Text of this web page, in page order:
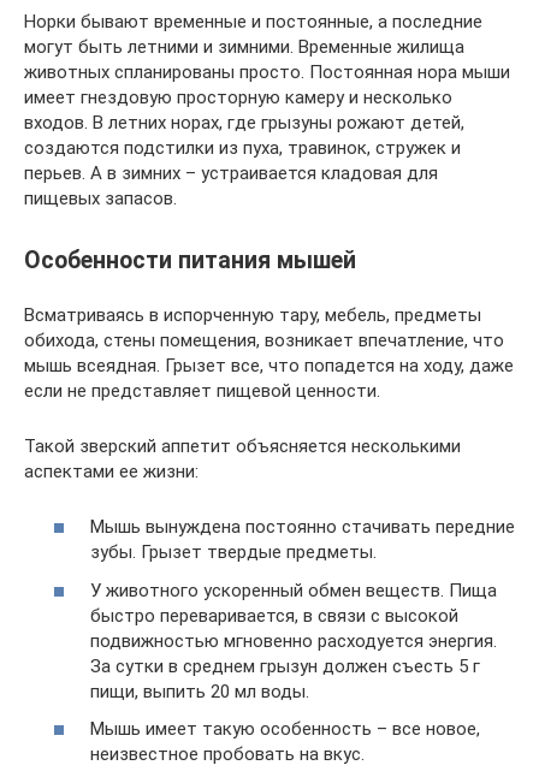
Норки бывают временные и постоянные, а последние
могут быть летними и зимними. Временные жилища
животных спланированы просто. Постоянная нора мыши
имеет гнездовую просторную камеру и несколько
входов. В летних норах, где грызуны рожают детей,
создаются подстилки из пуха, травинок, стружек и
перьев. А в зимних – устраивается кладовая для
пищевых запасов.
Особенности питания мышей
Всматриваясь в испорченную тару, мебель, предметы
обихода, стены помещения, возникает впечатление, что
мышь всеядная. Грызет все, что попадется на ходу, даже
если не представляет пищевой ценности.
Такой зверский аппетит объясняется несколькими
аспектами ее жизни:
Мышь вынуждена постоянно стачивать передние
зубы. Грызет твердые предметы.
У животного ускоренный обмен веществ. Пища
быстро переваривается, в связи с высокой
подвижностью мгновенно расходуется энергия.
За сутки в среднем грызун должен съесть 5 г
пищи, выпить 20 мл воды.
Мышь имеет такую особенность – все новое,
неизвестное пробовать на вкус.